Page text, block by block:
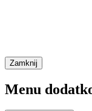
Zamknij
Menu